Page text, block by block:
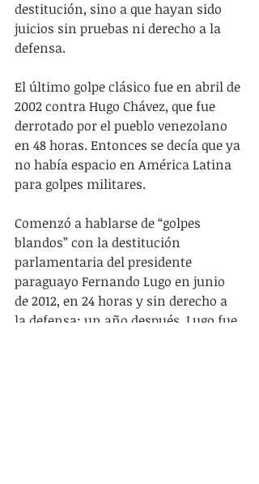
destitución, sino a que hayan sido
juicios sin pruebas ni derecho a la
defensa.
El último golpe clásico fue en abril de
2002 contra Hugo Chávez, que fue
derrotado por el pueblo venezolano
en 48 horas. Entonces se decía que ya
no había espacio en América Latina
para golpes militares.
Comenzó a hablarse de “golpes
blandos” con la destitución
parlamentaria del presidente
paraguayo Fernando Lugo en junio
de 2012, en 24 horas y sin derecho a
la defensa; un año después, Lugo fue